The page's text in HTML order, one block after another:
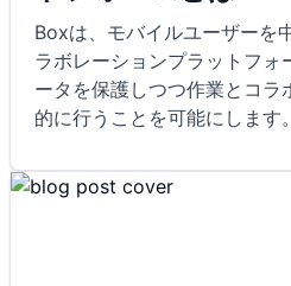
Boxは、モバイルユーザーを
ラボレーションプラットフォ
ータを保護しつつ作業とコラ
的に行うことを可能にします。